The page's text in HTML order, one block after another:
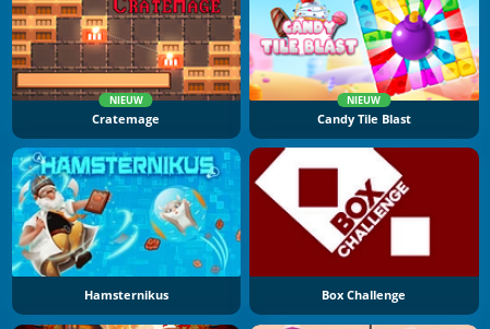
NIEUW
Cratemage
NIEUW
Candy Tile Blast
Hamsternikus Box Challenge